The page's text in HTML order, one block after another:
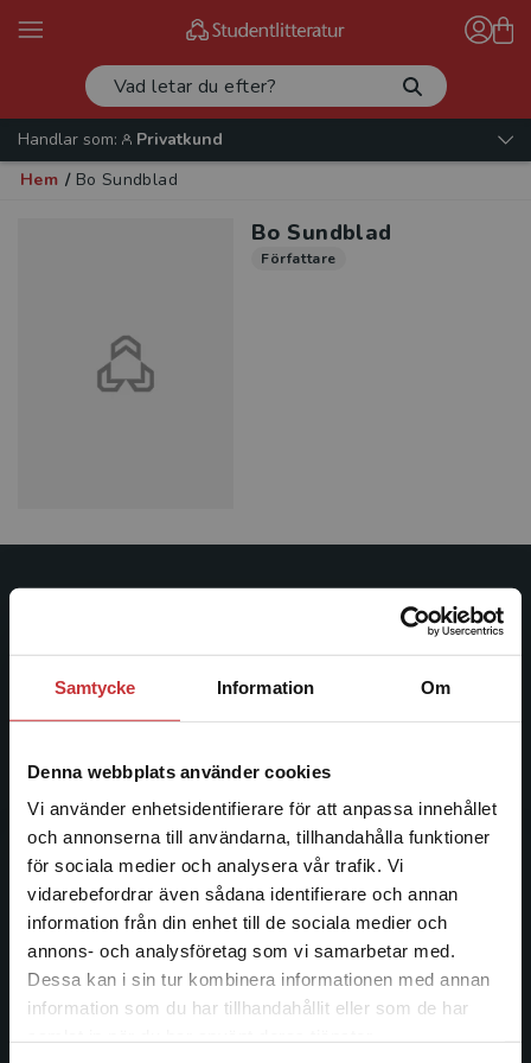
Samtycke Information Om
Denna webbplats använder cookies
Vi använder enhetsidentifierare för att anpassa innehållet
och annonserna till användarna, tillhandahålla funktioner
för sociala medier och analysera vår trafik. Vi
vidarebefordrar även sådana identifierare och annan
information från din enhet till de sociala medier och
annons- och analysföretag som vi samarbetar med.
Dessa kan i sin tur kombinera informationen med annan
information som du har tillhandahållit eller som de har
Begränsad fraktregion
Det verkar som att du besöker
studentlitteratur.se via en enhet utanför Sverige.
Handlar som:
Privatkund
Hem / Bo Sundblad
Bo Sundblad
Författare
Studentlitteratur grundades 1963 och är idag Sveriges
ledande utbildningsförlag. Med läromedel, kurslitteratur,
facklitteratur, utbildningar och digitala
längs hela kunskapsresan.
Kontakta oss
Kontakta oss
046-31 20 00
Postadress:
Box 141
221 00 Lund